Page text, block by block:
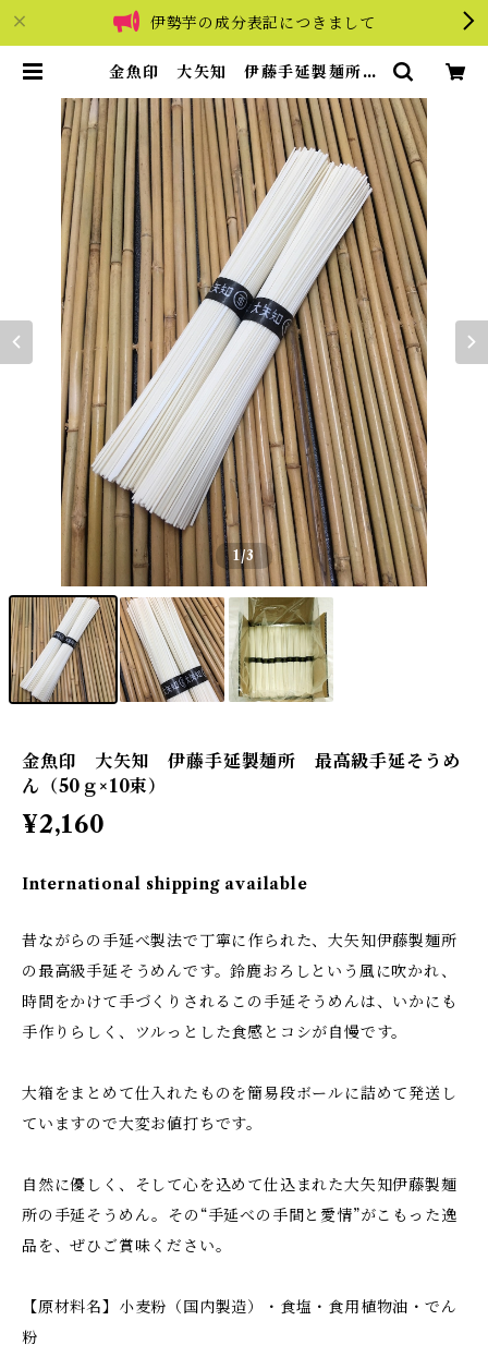
伊勢芋の成分表記につきまして
金魚印 大矢知 伊藤手延製麺所
| 伊勢一
1/3
金魚印 大矢知 伊藤手延製麺所 最高級手延そうめ
ん（50ｇ×10束）
¥2,160
International shipping available
昔ながらの手延べ製法で丁寧に作られた、大矢知伊藤製麺所
の最高級手延そうめんです。鈴鹿おろしという風に吹かれ、
時間をかけて手づくりされるこの手延そうめんは、いかにも
手作りらしく、ツルっとした食感とコシが自慢です。
大箱をまとめて仕入れたものを簡易段ボールに詰めて発送し
ていますので大変お値打ちです。
自然に優しく、そして心を込めて仕込まれた大矢知伊藤製麺
所の手延そうめん。その“手延べの手間と愛情”がこもった逸
品を、ぜひご賞味ください。
【原材料名】小麦粉（国内製造）・食塩・食用植物油・でん
粉